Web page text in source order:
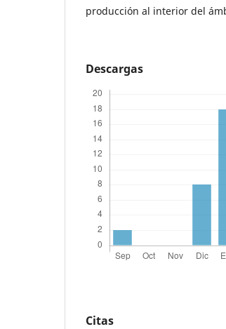
producción al interior del
Descargas
Citas